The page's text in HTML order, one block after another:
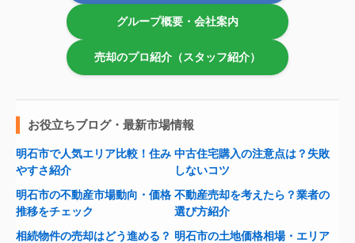
グループ概要・会社案内
売却のプロ紹介（スタッフ紹介）
お役立ちブログ・最新市場情報
明石市で人気エリア比較！住み
やすさ紹介
中古住宅購入の注意点は？失敗
しないコツ
明石市の不動産市場動向・価格
推移をチェック
不動産売却を考えたら？業者の
選び方紹介
相続物件の売却はどう進める？ 明石市の土地価格相場・エリア